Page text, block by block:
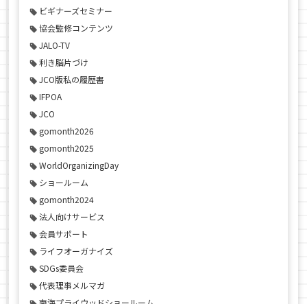
ビギナーズセミナー
協会監修コンテンツ
JALO-TV
利き脳片づけ
JCO版私の履歴書
IFPOA
JCO
gomonth2026
gomonth2025
WorldOrganizingDay
ショールーム
gomonth2024
法人向けサービス
会員サポート
ライフオーガナイズ
SDGs委員会
代表理事メルマガ